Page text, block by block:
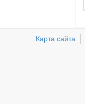
Карта сайта